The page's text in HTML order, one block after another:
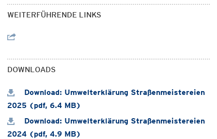
WEITERFÜHRENDE LINKS
DOWNLOADS
Download: Umwelterklärung Straßenmeistereien
2025 (pdf, 6.4 MB)
Download: Umwelterklärung Straßenmeistereien
2024 (pdf, 4.9 MB)